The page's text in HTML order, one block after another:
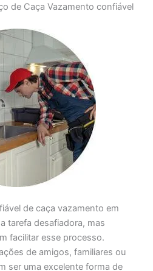
de Caça Vazamento confiável
de caça vazamento em
tarefa desafiadora, mas
facilitar esse processo.
de amigos, familiares ou
ser uma excelente forma de